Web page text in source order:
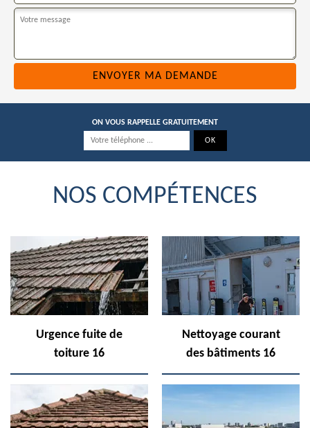
ON VOUS RAPPELLE GRATUITEMENT
NOS COMPÉTENCES
Urgence fuite de
toiture 16
Nettoyage courant
des bâtiments 16